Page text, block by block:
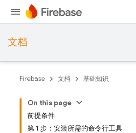
文档
Firebase 文档 基础知识
On this page
前提条件
第 1 步：安装所需的命令行工具